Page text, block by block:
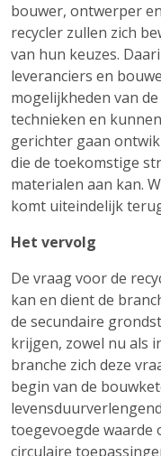
bouwer, ontwerper
recycler zullen zich
van hun keuzes.
leveranciers en
mogelijkheden van
technieken en
gerichter gaan
die de toekomstige
materialen aan kan.
komt uiteindelijk
Het vervolg
De vraag voor de
kan en dient de
de secundaire
krijgen, zowel nu als
branche zich deze
begin van de
toegevoegde waarde
circulaire